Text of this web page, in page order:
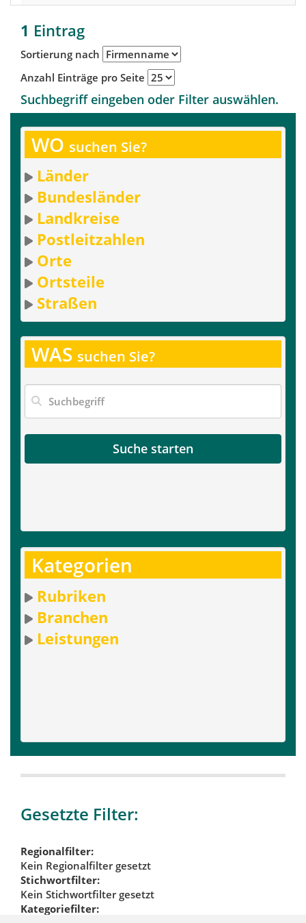
1 Eintrag
Sortierung nach
Anzahl Einträge pro Seite
Suchbegriff eingeben oder Filter auswählen.
WO suchen Sie?
Länder
Bundesländer
Landkreise
Postleitzahlen
Orte
Ortsteile
Straßen
WAS suchen Sie?
Suche starten
Kategorien
Rubriken
Branchen
Leistungen
Gesetzte Filter:
Regionalfilter:
Kein Regionalfilter gesetzt
Stichwortfilter:
Kein Stichwortfilter gesetzt
Kategoriefilter: